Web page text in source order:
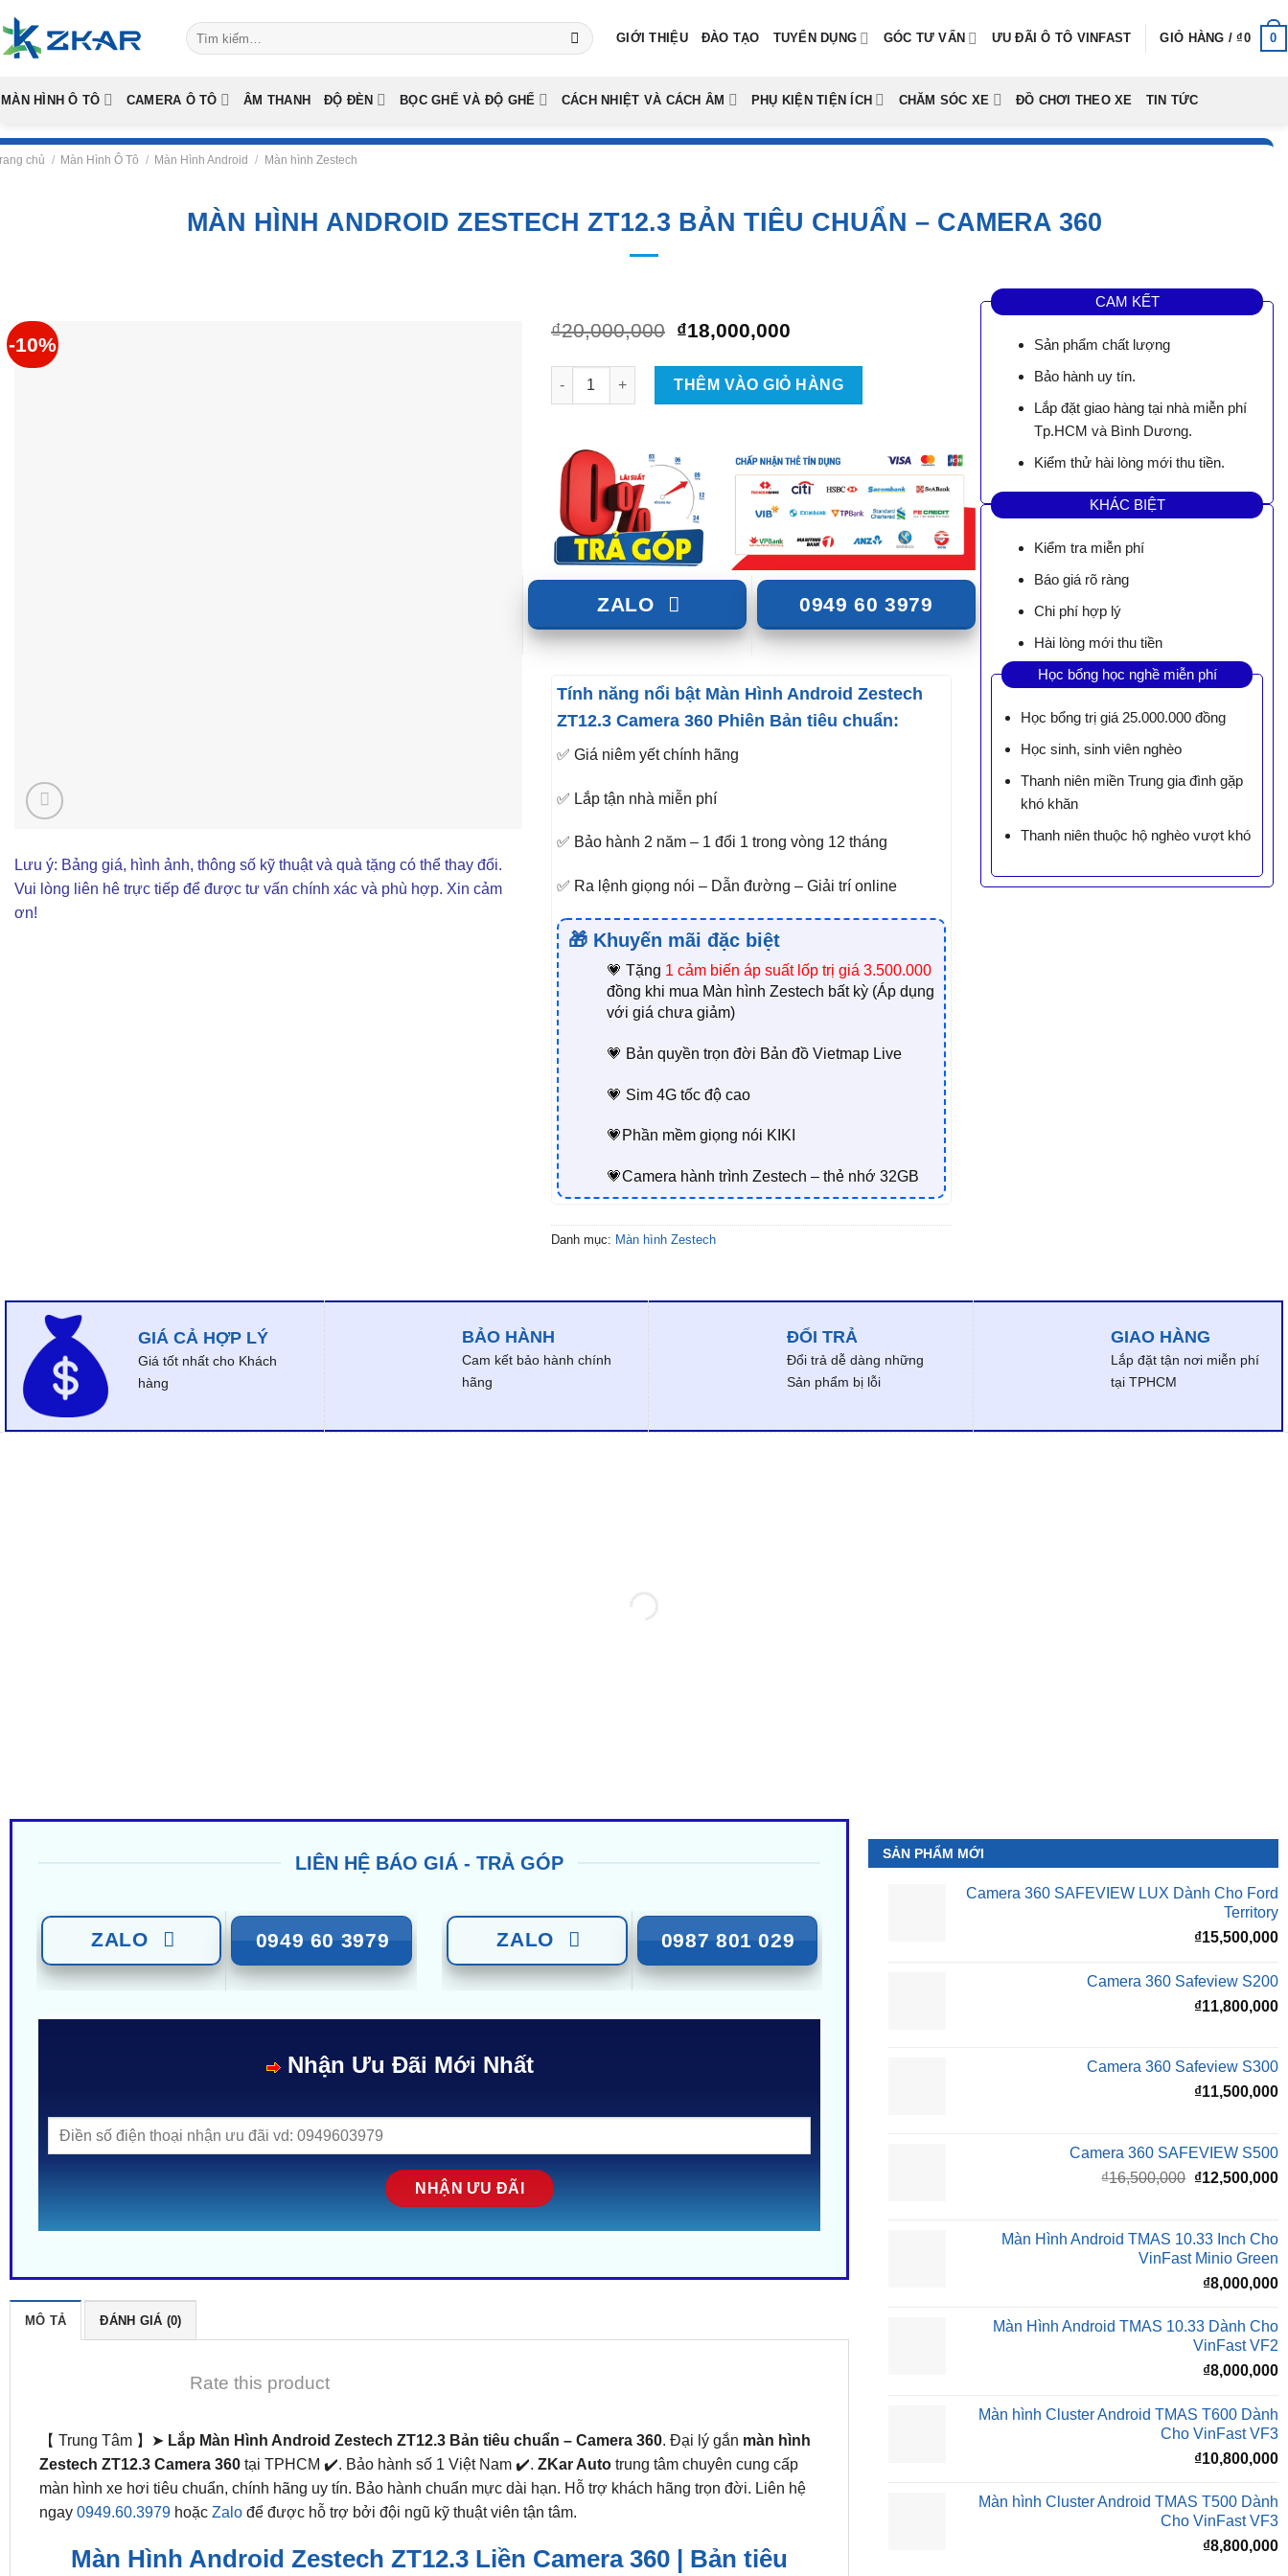
to
content
Tìm
kiếm:
GIỚI THIỆU ĐÀO TẠO TUYỂN DỤNG GÓC TƯ VẤN ƯU ĐÃI Ô TÔ VINFAST GIỎ HÀNG /₫0 0
MÀN HÌNH Ô TÔ CAMERA Ô TÔ ÂM THANH ĐỘ ĐÈN BỌC GHẾ VÀ ĐỘ GHẾ CÁCH NHIỆT VÀ CÁCH ÂM PHỤ KIỆN TIỆN ÍCH CHĂM SÓC XE ĐỒ CHƠI THEO XE TIN TỨC
chủ / Màn Hình Ô Tô / Màn Hình Android / Màn hình Zestech
MÀN HÌNH ANDROID ZESTECH ZT12.3 BẢN TIÊU CHUẨN – CAMERA 360
-10%
Lưu ý: Bảng giá, hình ảnh, thông số kỹ thuật và quà tặng có thể thay đổi.
Vui lòng liên hê trực tiếp để được tư vấn chính xác và phù hợp. Xin cảm
ơn!
₫20,000,000 Giá
là:
₫20,000,000.
₫18,000,000
tại
là:
₫18,000,000.
Màn Hình Android Zestech ZT12.3 Bản Tiêu Chuẩn - Camera 360 số lượng
THÊM VÀO GIỎ HÀNG
ZALO 0949 60 3979
Tính năng nổi bật Màn Hình Android Zestech
ZT12.3 Camera 360 Phiên Bản tiêu chuẩn:
✅ Giá niêm yết chính hãng
✅ Lắp tận nhà miễn phí
✅ Bảo hành 2 năm – 1 đổi 1 trong vòng 12 tháng
✅ Ra lệnh giọng nói – Dẫn đường – Giải trí online
🎁 Khuyến mãi đặc biệt
💗 Tặng 1 cảm biến áp suất lốp trị giá 3.500.000
đồng khi mua Màn hình Zestech bất kỳ (Áp dụng
với giá chưa giảm)
💗 Bản quyền trọn đời Bản đồ Vietmap Live
💗 Sim 4G tốc độ cao
💗Phần mềm giọng nói KIKI
💗Camera hành trình Zestech – thẻ nhớ 32GB
Danh mục: Màn hình Zestech
CAM KẾT
Sản phẩm chất lượng
Bảo hành uy tín.
Lắp đặt giao hàng tại nhà miễn phí
Tp.HCM và Bình Dương.
Kiểm thử hài lòng mới thu tiền.
KHÁC BIỆT
Kiểm tra miễn phí
Báo giá rõ ràng
Chi phí hợp lý
Hài lòng mới thu tiền
Học bổng học nghề miễn phí
Học bổng trị giá 25.000.000 đồng
Học sinh, sinh viên nghèo
Thanh niên miền Trung gia đình gặp
khó khăn
Thanh niên thuộc hộ nghèo vượt khó
GIÁ CẢ HỢP LÝ
Giá tốt nhất cho Khách
hàng
BẢO HÀNH
Cam kết bảo hành chính
hãng
ĐỔI TRẢ
Đổi trả dễ dàng những
Sản phẩm bị lỗi
GIAO HÀNG
Lắp đặt tận nơi miễn phí
tại TPHCM
LIÊN HỆ BÁO GIÁ - TRẢ GÓP
ZALO 0949 60 3979 ZALO 0987 801 029
Nhận Ưu Đãi Mới Nhất
MÔ TẢ ĐÁNH GIÁ (0)
Rate this product
【 Trung Tâm 】➤ Lắp Màn Hình Android Zestech ZT12.3 Bản tiêu chuẩn – Camera 360. Đại lý gắn màn hình
Zestech ZT12.3 Camera 360tại TPHCM ✔️. Bảo hành số 1 Việt Nam ✔️. ZKar Autotrung tâm chuyên cung cấp
màn hình xe hơi tiêu chuẩn, chính hãng uy tín. Bảo hành chuẩn mực dài hạn. Hỗ trợ khách hãng trọn đời. Liên hệ
ngay 0949.60.3979hoặc Zalođể được hỗ trợ bởi đội ngũ kỹ thuật viên tận tâm.
Màn Hình Android Zestech ZT12.3 Liền Camera 360 | Bản tiêu
SẢN PHẨM MỚI
Camera 360 SAFEVIEW LUX Dành Cho Ford
Territory
₫15,500,000
Camera 360 Safeview S200
₫11,800,000
Camera 360 Safeview S300
₫11,500,000
Camera 360 SAFEVIEW S500
₫16,500,000 Giá
₫16,500,000.
₫12,500,000
Màn Hình Android TMAS 10.33 Inch Cho
VinFast Minio Green
₫8,000,000
Màn Hình Android TMAS 10.33 Dành Cho
VinFast VF2
₫8,000,000
Màn hình Cluster Android TMAS T600 Dành
Cho VinFast VF3
₫10,800,000
Màn hình Cluster Android TMAS T500 Dành
Cho VinFast VF3
₫8,800,000